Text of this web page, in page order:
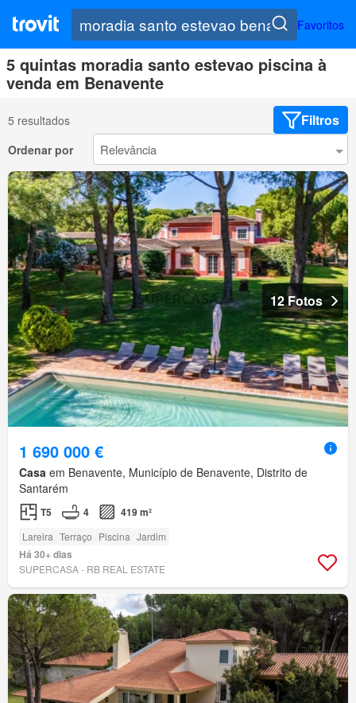
Favoritos
5 quintas moradia santo estevao piscina à
venda em Benavente
5 resultados Filtros
Ordenar por
12 Fotos
1 690 000 €
Casa em Benavente, Município de Benavente, Distrito de
Santarém
T5 4 419 m²
Lareira Terraço Piscina Jardim
Há 30+ dias
SUPERCASA - RB REAL ESTATE